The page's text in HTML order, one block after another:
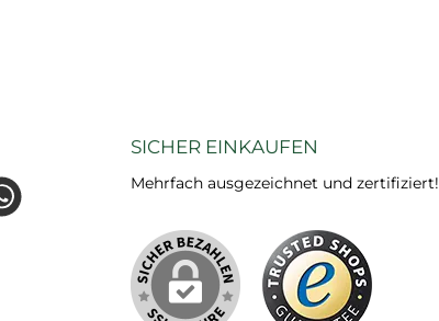
SICHER EINKAUFEN
Mehrfach ausgezeichnet und zertifiziert!